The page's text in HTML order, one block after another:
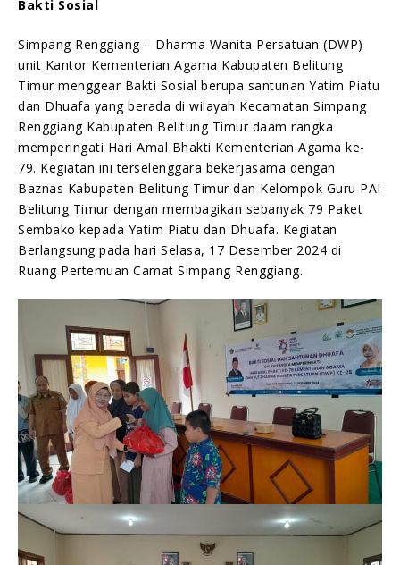
Bakti Sosial
Simpang Renggiang – Dharma Wanita Persatuan (DWP)
unit Kantor Kementerian Agama Kabupaten Belitung
Timur menggear Bakti Sosial berupa santunan Yatim Piatu
dan Dhuafa yang berada di wilayah Kecamatan Simpang
Renggiang Kabupaten Belitung Timur daam rangka
memperingati Hari Amal Bhakti Kementerian Agama ke-
79. Kegiatan ini terselenggara bekerjasama dengan
Baznas Kabupaten Belitung Timur dan Kelompok Guru PAI
Belitung Timur dengan membagikan sebanyak 79 Paket
Sembako kepada Yatim Piatu dan Dhuafa. Kegiatan
Berlangsung pada hari Selasa, 17 Desember 2024 di
Ruang Pertemuan Camat Simpang Renggiang.